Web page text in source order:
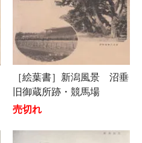
［絵葉書］新潟風景 沼垂
旧御蔵所跡・競馬場
売切れ